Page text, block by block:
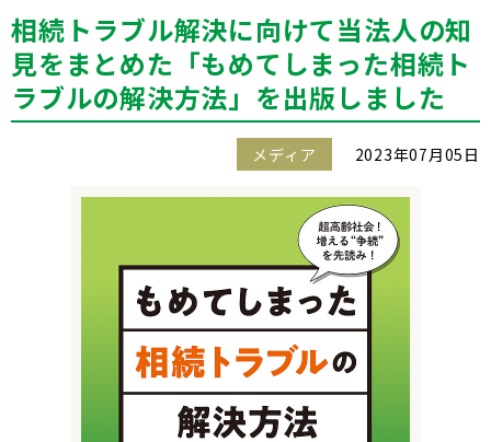
相続トラブル解決に向けて当法人の知
見をまとめた「もめてしまった相続ト
ラブルの解決方法」を出版しました
メディア 2023年07月05日